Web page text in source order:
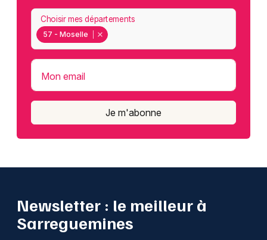
57 - Moselle
Choisir mes départements
Mon email
Je m'abonne
Newsletter : le meilleur à
Sarreguemines